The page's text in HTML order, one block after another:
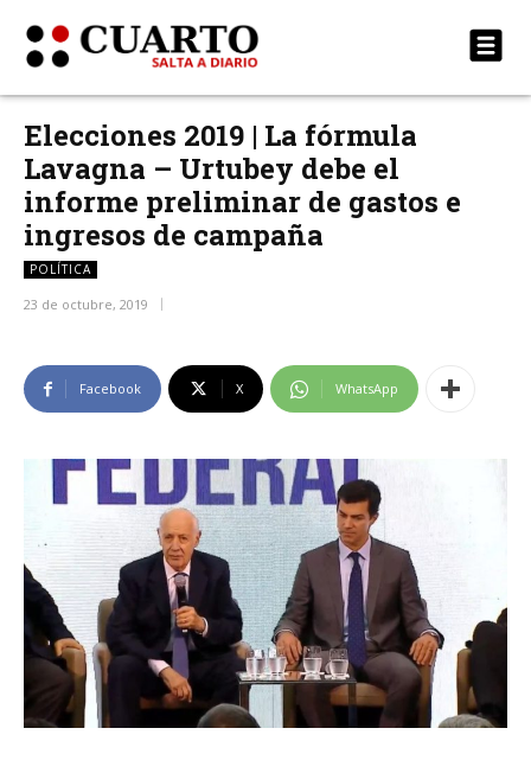
Elecciones 2019 | La fórmula
Lavagna – Urtubey debe el
informe preliminar de gastos e
ingresos de campaña
POLÍTICA
23 de octubre, 2019
Facebook X WhatsApp